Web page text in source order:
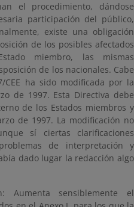
el procedimiento, dándose
participación del público,
existe una obligación
de los posibles afectados
miembro, las mismas
de los nacionales. Cabe
CEE ha sido modificada por la
de 1997. Esta Directiva debe
de los Estados miembros y
de 1997. La modificación no
sí ciertas clarificaciones
de interpretación y
dado lugar la redacción algo
Aumenta sensiblemente el